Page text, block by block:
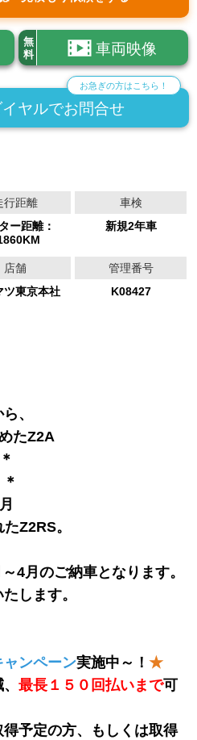
無
料
車両映像
ヤルでお問合せ
お急ぎの方はこちら！
行距離
ー距離：
車検
新規2年車
店舗
ツ東京本社
管理番号
K08427
、
たZ2A
Z2RS。
4月のご納車となります。
します。
ャンペーン実施中～！ ★
最長１５０回払いまで可
予定の方、もしくは取得